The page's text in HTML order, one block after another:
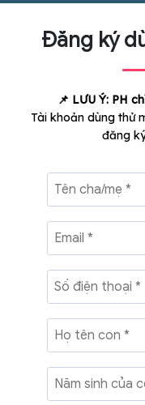
Đăng ký
📌 LƯU Ý: PH
Tài khoản dùng thử
đăng